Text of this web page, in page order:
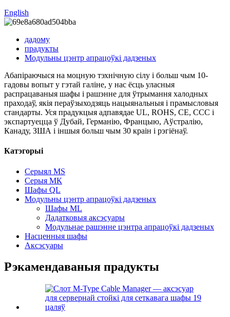
English
дадому
прадукты
Модульны цэнтр апрацоўкі дадзеных
Абапіраючыся на моцную тэхнічную сілу і больш чым 10-
гадовы вопыт у гэтай галіне, у нас ёсць уласныя
распрацаваныя шафы і рашэнне для ўтрымання халодных
праходаў, якія пераўзыходзяць нацыянальныя і прамысловыя
стандарты. Уся прадукцыя адпавядае UL, ROHS, CE, CCC і
экспартуецца ў Дубай, Германію, Францыю, Аўстралію,
Канаду, ЗША і іншыя больш чым 30 краін і рэгіёнаў.
Катэгорыі
Серыял MS
Серыя МК
Шафы QL
Модульны цэнтр апрацоўкі дадзеных
Шафы ML
Дадатковыя аксэсуары
Модульнае рашэнне цэнтра апрацоўкі дадзеных
Насценныя шафы
Аксэсуары
Рэкамендаваныя прадукты